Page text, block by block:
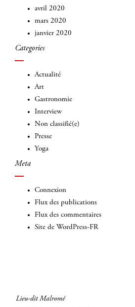
avril 2020
mars 2020
janvier 2020
Categories
Actualité
Art
Gastronomie
Interview
Non classifié(e)
Presse
Yoga
Meta
Connexion
Flux des publications
Flux des commentaires
Site de WordPress-FR
Lieu-dit Malromé